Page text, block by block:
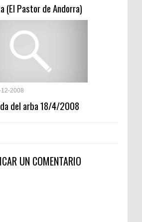
(El Pastor de Andorra)
2008
del arba 18/4/2008
UN COMENTARIO